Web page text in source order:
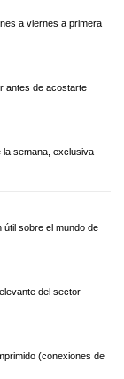
a viernes a primera
antes de acostarte
la semana, exclusiva
sobre el mundo de
del sector
(conexiones de